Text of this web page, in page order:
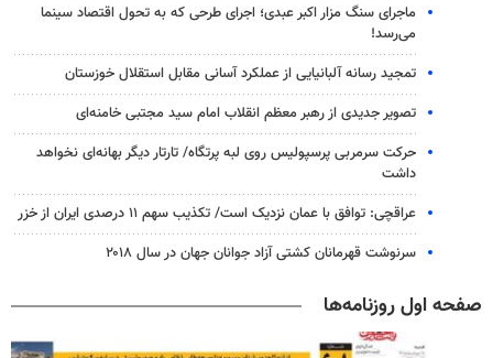
ماجرای سنگ مزار اکبر عبدی؛ اجرای طرحی که به تحول اقتصاد سینما
می‌رسد!
تمجید رسانه آلبانیایی از عملکرد آسانی مقابل استقلال خوزستان
تصویر جدیدی از رهبر معظم انقلاب امام سید مجتبی خامنه‌ای
حرکت سرمربی پرسپولیس روی لبه پرتگاه/ تارتار دیگر بهانه‌ای نخواهد
داشت
عراقچی: توافق با عمان نزدیک است/ تکذیب سهم ۱۱ درصدی ایران از خزر
سرنوشت قهرمانان کشتی آزاد جوانان جهان در سال ۲۰۱۸
صفحه اول روزنامه‌ها